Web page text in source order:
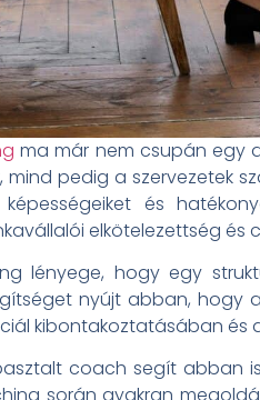
ma már nem csupán egy
mind pedig a szervezetek
és
elkötelezettség és
lényege, hogy egy
nyújt abban, hogy
kibontakoztatásában és
coach segít abban